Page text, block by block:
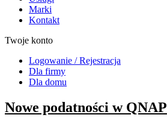
Marki
Kontakt
Twoje konto
Logowanie / Rejestracja
Dla firmy
Dla domu
Nowe podatności w QNAP